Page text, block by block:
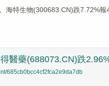
海特生物(300683.CN)跌7.72%
醫藥(688073.CN)跌
685cb0bcc4cf2fca2e9da7db